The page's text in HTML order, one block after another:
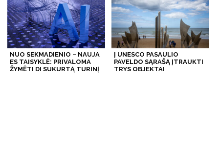
NUO SEKMADIENIO – NAUJA
ES TAISYKLĖ: PRIVALOMA
ŽYMĖTI DI SUKURTĄ TURINĮ
Į UNESCO PASAULIO
PAVELDO SĄRAŠĄ ĮTRAUKTI
TRYS OBJEKTAI